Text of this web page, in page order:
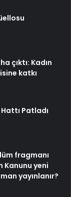
çıktı: Kadın
katkı
Patladı
fragmanı
Kanunu yeni
yayınlanır?